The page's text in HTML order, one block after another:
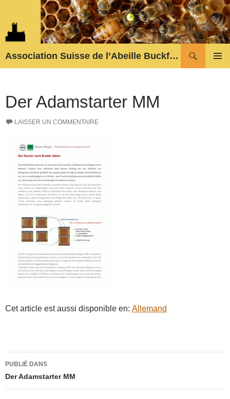
contenu
Association Suisse de l’Abeille Buckfast
Der Adamstarter MM
LAISSER UN COMMENTAIRE
Cet article est aussi disponible en: Allemand
Navigation
des
PUBLIÉ DANS
Der Adamstarter MM